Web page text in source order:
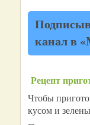
канал в
Рецепт
Чтобы
кусом и